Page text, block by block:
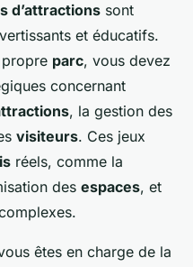
d’attractions sont
et éducatifs.
parc, vous devez
concernant
, la gestion des
visiteurs. Ces jeux
réels, comme la
des espaces, et
êtes en charge de la